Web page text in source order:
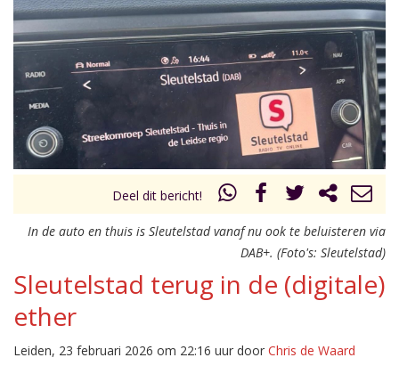
De middag van Sleutelstad
12.00 - 17.00 uur
Vorig uur
uur 1 van 0 Volgend uur
Deel dit bericht!
In de auto en thuis is Sleutelstad vanaf nu ook te beluisteren via
DAB+. (Foto's: Sleutelstad)
Sleutelstad terug in de (digitale)
ether
Leiden, 23 februari 2026 om 22:16 uur door Chris de Waard